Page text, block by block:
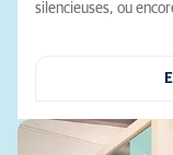
silencieuses, ou